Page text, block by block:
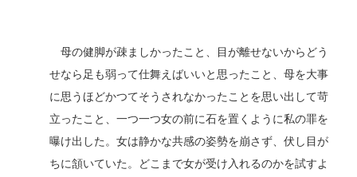
母の健脚が疎ましかったこと、目が離せないからどう
せなら足も弱って仕舞えばいいと思ったこと、母を大事
に思うほどかつてそうされなかったことを思い出して苛
立ったこと、一つ一つ女の前に石を置くように私の罪を
曝け出した。女は静かな共感の姿勢を崩さず、伏し目が
ちに頷いていた。どこまで女が受け入れるのかを試すよ